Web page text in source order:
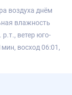
воздуха днём
влажность
ветер юго-
восход 06:01,